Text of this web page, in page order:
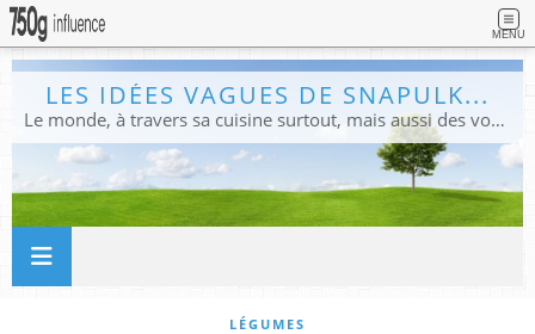
MENU
LES IDÉES VAGUES DE SNAPULK...
Le monde, à travers sa cuisine surtout, mais aussi des voyages, et des idées.
LÉGUMES